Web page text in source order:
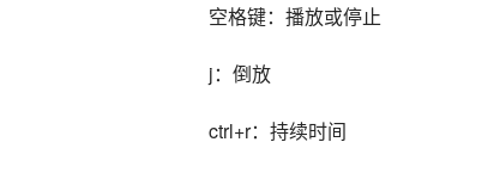
空格键：播放或停止
j：倒放
ctrl+r：持续时间